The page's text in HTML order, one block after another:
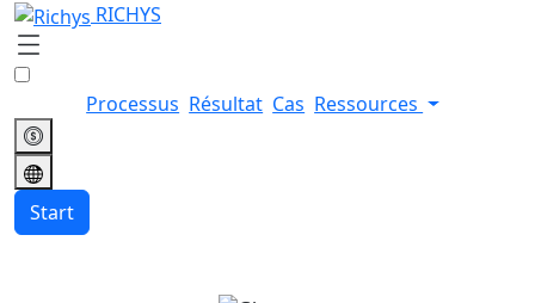
RICHYS
Processus Résultat Cas Ressources
Start